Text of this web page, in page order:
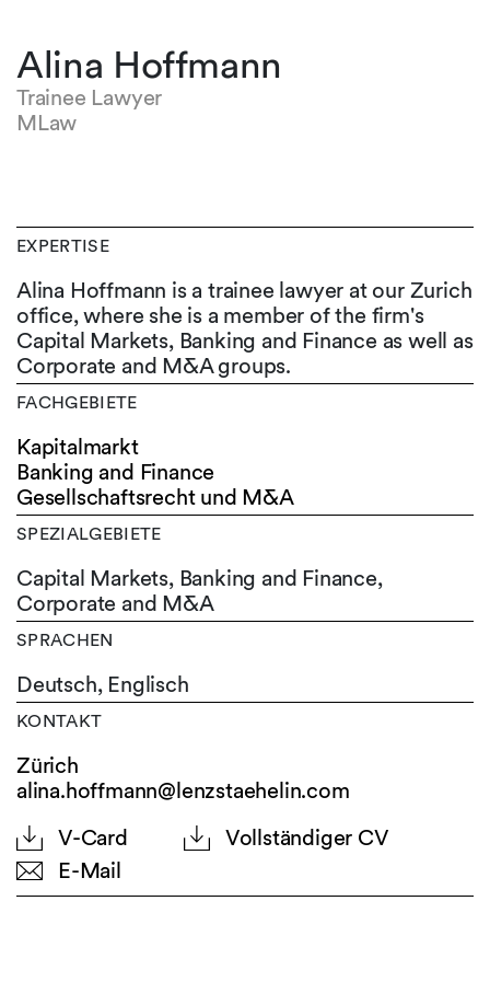
Alina Hoffmann
Trainee Lawyer
MLaw
EXPERTISE
Alina Hoffmann is a trainee lawyer at our Zurich
office, where she is a member of the firm's
Capital Markets, Banking and Finance as well as
Corporate and M&A groups.
FACHGEBIETE
Kapitalmarkt
Banking and Finance
Gesellschaftsrecht und M&A
SPEZIALGEBIETE
Capital Markets, Banking and Finance,
Corporate and M&A
SPRACHEN
Deutsch, Englisch
KONTAKT
Zürich
alina.hoffmann@lenzstaehelin.com
V-Card
Vollständiger CV
E-Mail